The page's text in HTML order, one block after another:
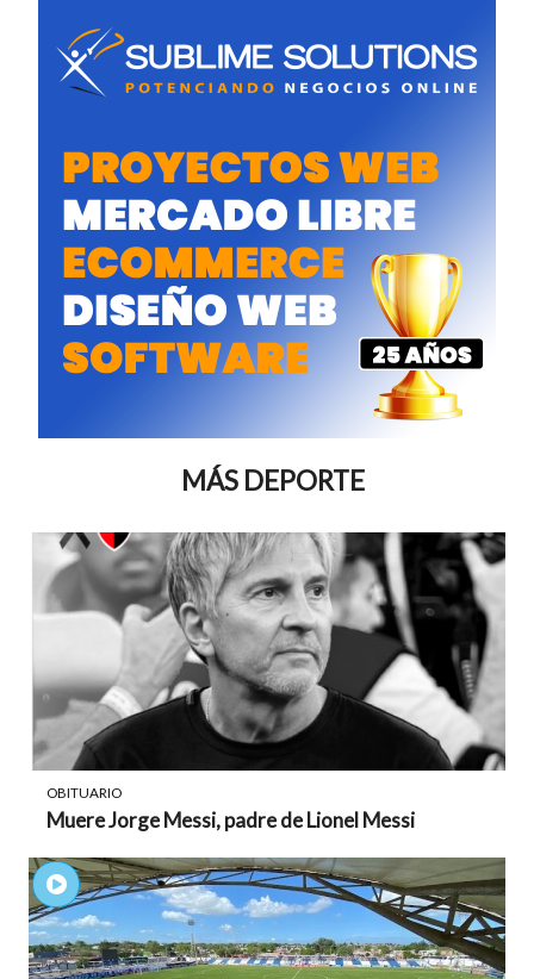
MÁS DEPORTE
OBITUARIO
Muere Jorge Messi, padre de Lionel Messi